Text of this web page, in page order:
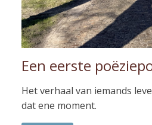
Een eerste
Het verhaal van iemands
dat ene moment.